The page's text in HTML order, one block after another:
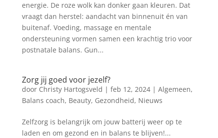
energie. De roze wolk kan donker gaan kleuren. Dat
vraagt dan herstel: aandacht van binnenuit én van
buitenaf. Voeding, massage en mentale
ondersteuning vormen samen een krachtig trio voor
postnatale balans. Gun...
Zorg jij goed voor jezelf?
door Christy Hartogsveld | feb 12, 2024| Algemeen,
Balans coach, Beauty, Gezondheid, Nieuws
Zelfzorg is belangrijk om jouw batterij weer op te
laden en om gezond en in balans te blijven!...